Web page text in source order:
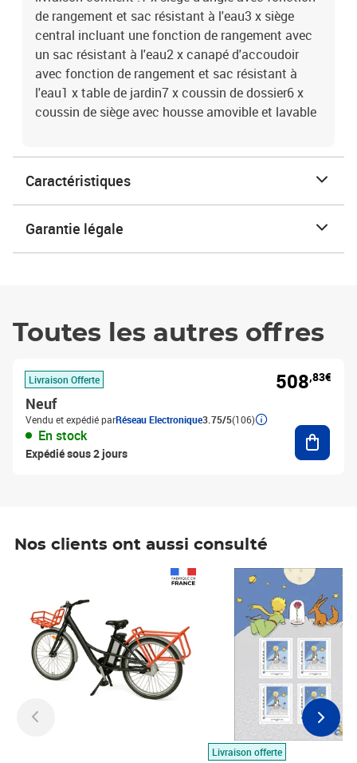
de rangement et sac résistant à l'eau3 x siège
central incluant une fonction de rangement avec
un sac résistant à l'eau2 x canapé d'accoudoir
avec fonction de rangement et sac résistant à
l'eau1 x table de jardin7 x coussin de dossier6 x
coussin de siège avec housse amovible et lavable
Caractéristiques
Garantie légale
Toutes les autres offres
Livraison Offerte
Neuf
Vendu et expédié parRéseau Electronique3.75/5(106)
En stock
Expédié sous 2 jours
508,83€
Nos clients ont aussi consulté
Livraison offerte
Prix 7,50€